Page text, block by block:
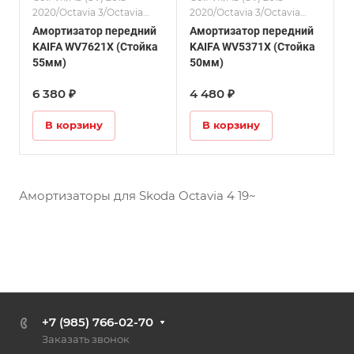
2020/Octavia 3/Octavia
4/Leon (5F)/
Амортизаторы/Passat
(B8)/Superb 3
Амортизатор передний
KAIFA WV7621X (Стойка
55мм)
6 380 ₽
В корзину
2020/Octavia 3/Octavia
4/Leon (5F)/Амортизаторы
Амортизатор передний
KAIFA WV5371X (Стойка
50мм)
4 480 ₽
В корзину
Амортизаторы для Skoda Octavia 4 19~
+7 (985) 766-02-70
Заказать звонок